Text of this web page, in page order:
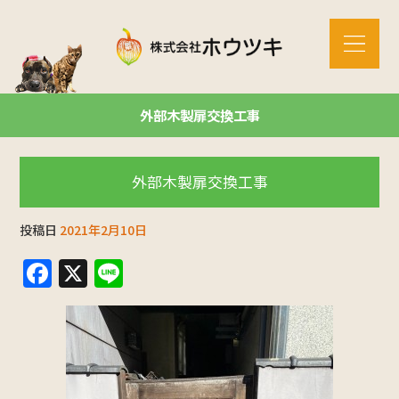
外部木製扉交換工事
外部木製扉交換工事
投稿日 2021年2月10日
F
a
c
e
b
X
n
e